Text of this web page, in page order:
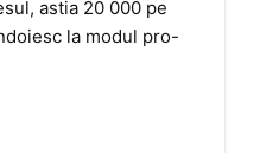
astia 20 000 pe
la modul pro-